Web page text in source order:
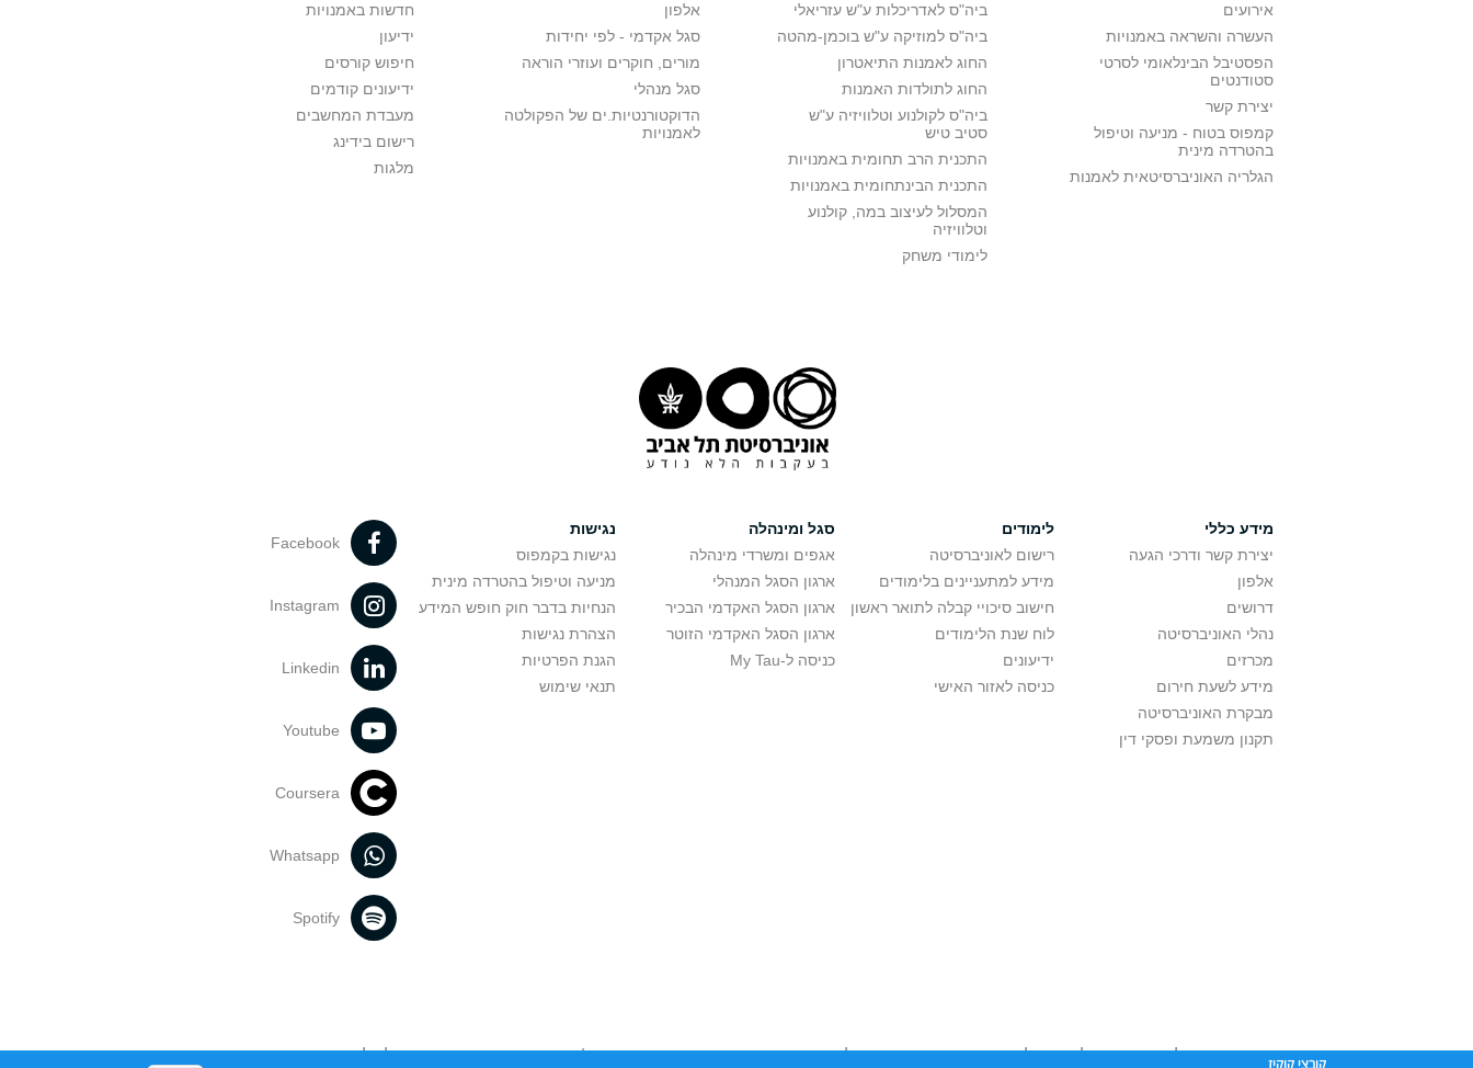
אירועים
העשרה והשראה באמנויות
הפסטיבל הבינלאומי לסרטי
סטודנטים
יצירת קשר
קמפוס בטוח - מניעה וטיפול
בהטרדה מינית
הגלריה האוניברסיטאית לאמנות
ביה"ס לאדריכלות ע"ש עזריאלי
ביה"ס למוזיקה ע"ש בוכמן-מהטה
החוג לאמנות התיאטרון
החוג לתולדות האמנות
ביה"ס לקולנוע וטלוויזיה ע"ש
סטיב טיש
התכנית הרב תחומית באמנויות
התכנית הבינתחומית באמנויות
המסלול לעיצוב במה, קולנוע
וטלוויזיה
לימודי משחק
אלפון
סגל אקדמי - לפי יחידות
מורים, חוקרים ועוזרי הוראה
סגל מנהלי
הדוקטורנטיות.ים של הפקולטה
לאמנויות
חדשות באמנויות
ידיעון
חיפוש קורסים
ידיעונים קודמים
מעבדת המחשבים
רישום בידינג
מלגות
מידע כללי
יצירת קשר ודרכי הגעה
אלפון
דרושים
נהלי האוניברסיטה
מכרזים
מידע לשעת חירום
מבקרת האוניברסיטה
תקנון משמעת ופסקי דין
לימודים
רישום לאוניברסיטה
מידע למתעניינים בלימודים
חישוב סיכויי קבלה לתואר ראשון
לוח שנת הלימודים
ידיעונים
כניסה לאזור האישי
סגל ומינהלה
אגפים ומשרדי מינהלה
ארגון הסגל המנהלי
ארגון הסגל האקדמי הבכיר
ארגון הסגל האקדמי הזוטר
כניסה ל-My Tau
נגישות
נגישות בקמפוס
מניעה וטיפול בהטרדה מינית
הנחיות בדבר חוק חופש המידע
הצהרת נגישות
הגנת הפרטיות
תנאי שימוש
Facebook
Instagram
Linkedin
Youtube
Coursera
Whatsapp
Spotify
אוניברסיטת תל אביב עושה כל מאמץ לכבד זכויות יוצרים. אם בבעלותך זכויות יוצרים בתכנים שנמצאים פה ו/או השימוש שנעשה בתכנים אלה לדעתך מפר זכויות
קובצי קוקיז